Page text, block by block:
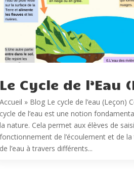
Le Cycle de l’Eau
Accueil » Blog Le cycle de l’eau (Leçon)
cycle de l’eau est une notion
la nature. Cela permet aux élèves de
fonctionnement de l’écoulement et de
de l’eau à travers différents...